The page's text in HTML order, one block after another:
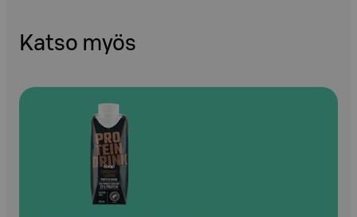
Katso myös